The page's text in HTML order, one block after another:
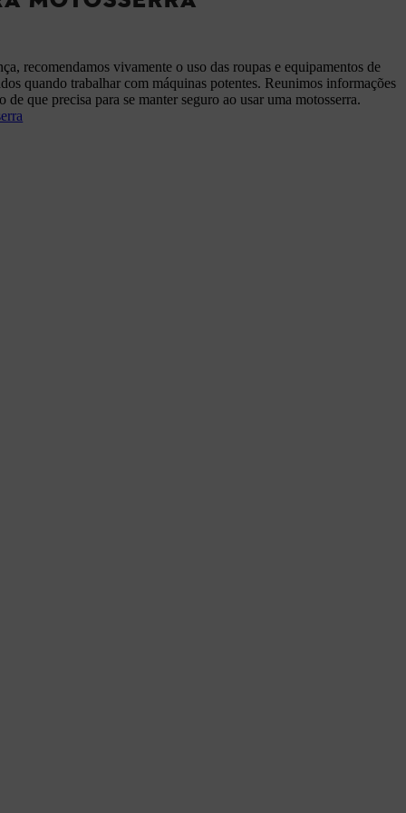
recomendamos vivamente o uso das roupas e equipamentos de
quando trabalhar com máquinas potentes. Reunimos informações
de que precisa para se manter seguro ao usar uma motosserra.